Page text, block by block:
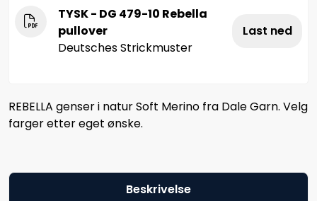
TYSK - DG 479-10 Rebella
pullover
Deutsches Strickmuster
Last ned
REBELLA genser i natur Soft Merino fra Dale Garn. Velg
farger etter eget ønske.
Beskrivelse